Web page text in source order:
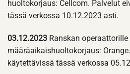
huoltokorjaus: Cellcom. Palvelut
tässä verkossa 10.12.2023 asti.
03.12.2023 Ranskan
määräaikaishuoltokorjaus:
käytettävissä tässä verkossa